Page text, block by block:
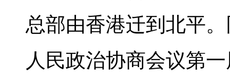
总部由香港迁到北平
人民政治协商会议第